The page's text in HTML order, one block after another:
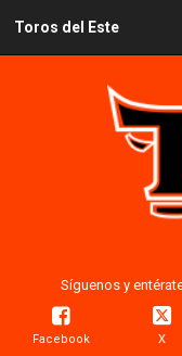
Toros del Este
Síguenos y
Facebook X